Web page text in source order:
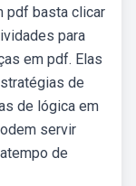
pdf basta clicar
para
em pdf. Elas
de
de lógica em
servir
de